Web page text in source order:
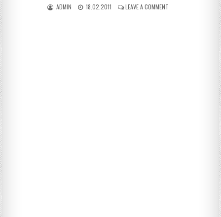
AUTHOR:
ADMIN
PUBLISHED
18.02.2011 LEAVE A COMMENT